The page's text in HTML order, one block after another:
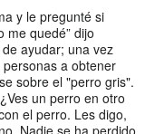
y le pregunté si
me quedé” dijo
ayudar; una vez
a obtener
sobre el "perro gris".
un perro en otro
el perro. Les digo,